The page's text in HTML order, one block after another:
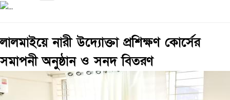
লালমাইয়ে নারী উদ্যোক্তা প্রশিক্ষণ কোর্সের
সমাপনী অনুষ্ঠান ও সনদ বিতরণ